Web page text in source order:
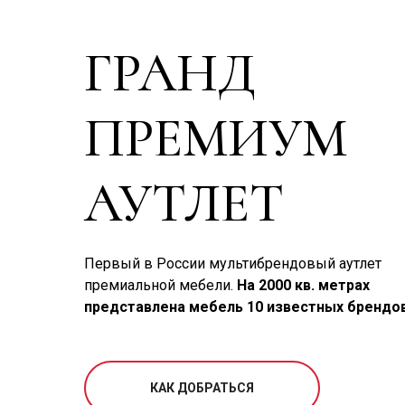
ГРАНД
ПРЕМИУМ
АУТЛЕТ
Первый в России мультибрендовый аутлет
премиальной мебели. На 2000 кв. метрах
представлена мебель 10 известных
КАК ДОБРАТЬСЯ